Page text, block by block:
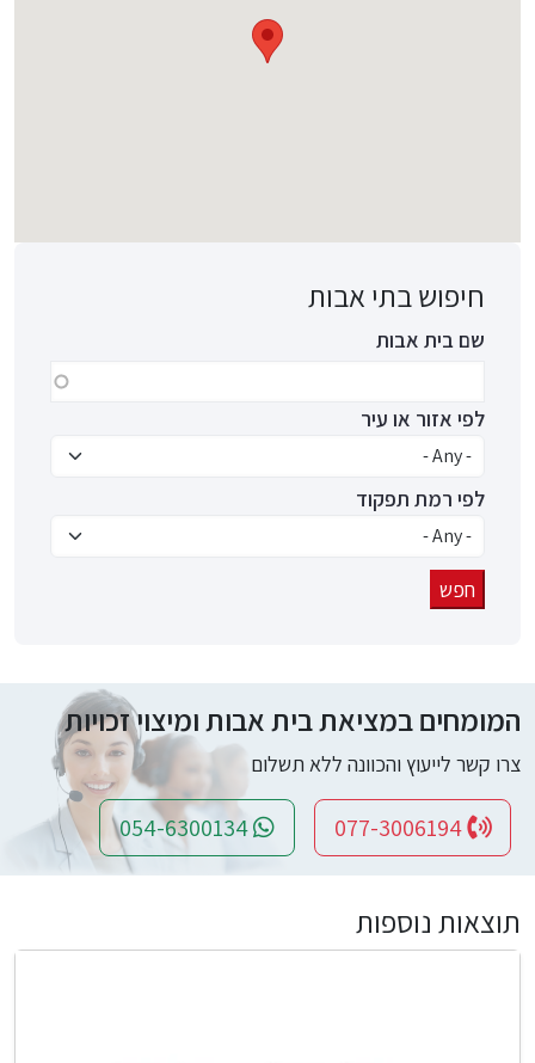
חיפוש בתי אבות
שם בית אבות
לפי אזור או עיר
לפי רמת תפקוד
המומחים במציאת בית אבות ומיצוי זכויות
צרו קשר לייעוץ והכוונה ללא תשלום
תוצאות נוספות